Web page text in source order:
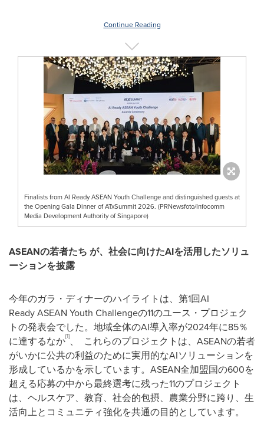
Continue Reading
Finalists from AI Ready ASEAN Youth Challenge and distinguished guests at
the Opening Gala Dinner of ATxSummit 2026. (PRNewsfoto/Infocomm
Media Development Authority of Singapore)
ASEANの若者たち が、社会に向けたAIを活用したソリュ
ーションを披露
今年のガラ・ディナーのハイライトは、第1回AI
Ready ASEAN Youth Challengeの11のユース・プロジェク
トの発表会でした。地域全体のAI導入率が2024年に85％
に達するなか[1]、 これらのプロジェクトは、ASEANの若者
がいかに公共の利益のために実用的なAIソリューションを
形成しているかを示しています。ASEAN全加盟国の600を
超える応募の中から最終選考に残った11のプロジェクト
は、ヘルスケア、教育、社会的包摂、農業分野に跨り、生
活向上とコミュニティ強化を共通の目的としています。